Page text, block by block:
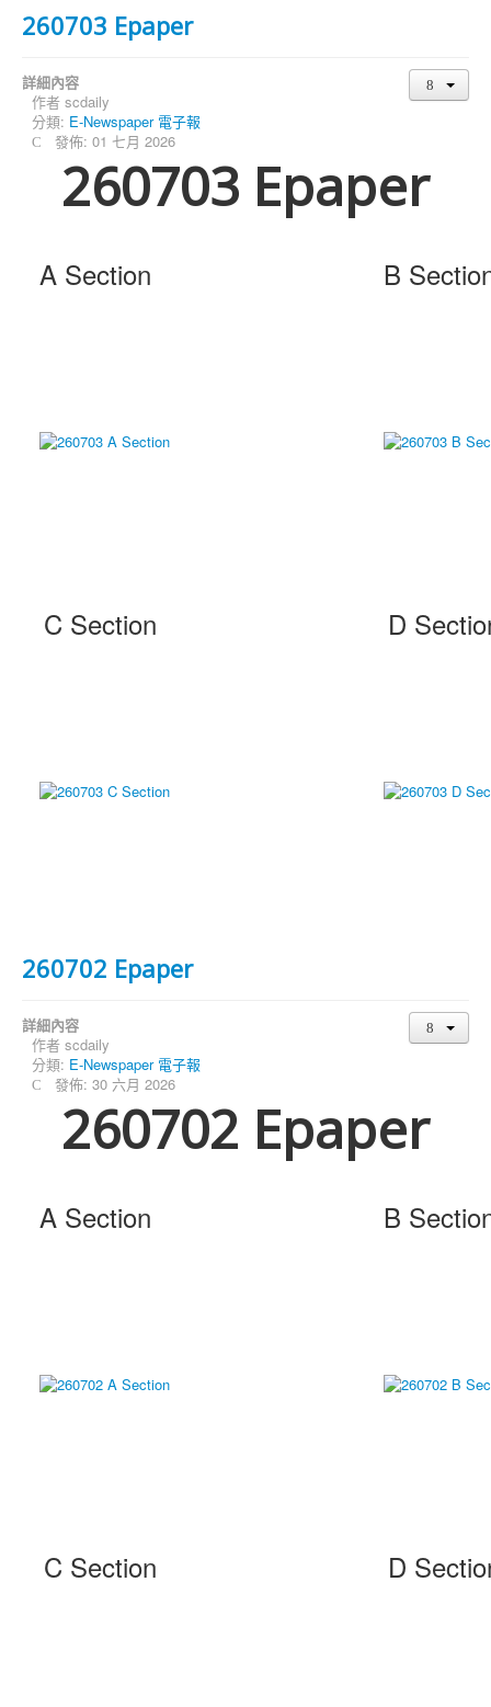
260703 Epaper
詳細內容
作者 scdaily
分類: E-Newspaper 電子報
發佈: 01 七月 2026
260703 Epaper
A Section B
C Section D
260702 Epaper
詳細內容
作者 scdaily
分類: E-Newspaper 電子報
發佈: 30 六月 2026
260702 Epaper
A Section B
C Section D